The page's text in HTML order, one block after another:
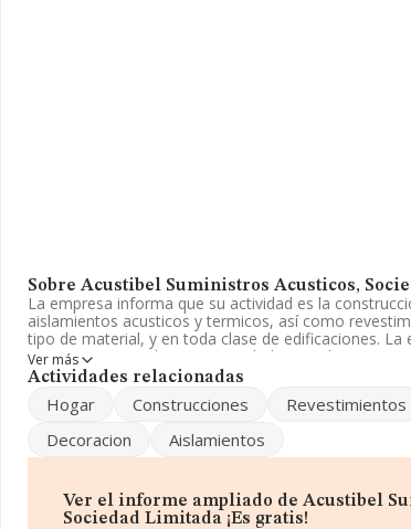
Sobre Acustibel Suministros Acusticos,
La empresa informa que su actividad es la
aislamientos acusticos y termicos, así como
tipo de material, y en toda clase de edificaciones. La
Registro Mercantil como Sociedad Limitada. Su
código 4341. No realiza actividad de importación y/o
La sociedad
Acustibel Suministros Acusticos,
Industrial Los Angeles, (28906), en el municipio de
sector, a nivel nacional la facturación asciende a 858
promedio de facturación de 157 mil euros entre
Ver más
Actividades relacionadas
Hogar Construcciones Revestimientos
Decoracion
Aislamientos
Ver el informe ampliado de Acustibel
Sociedad Limitada ¡Es gratis!